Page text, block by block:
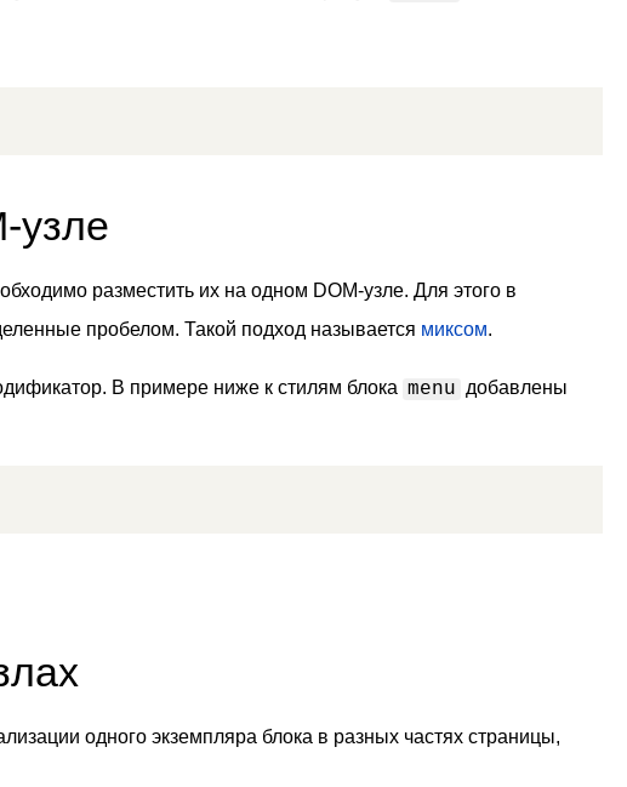
узле
разместить их на одном DOM-узле. Для этого в
пробелом. Такой подход называется миксом.
В примере ниже к стилям блока menu добавлены
одного экземпляра блока в разных частях страницы,